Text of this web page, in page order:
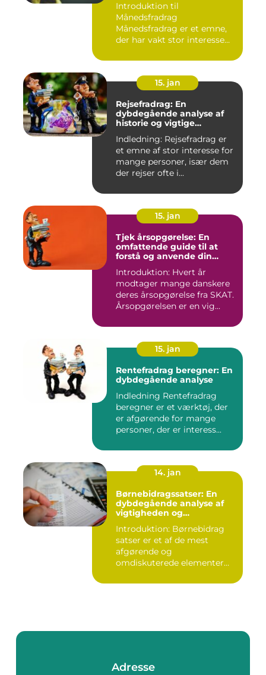
Introduktion til
Månedsfradrag
Månedsfradrag er et emne,
der har vakt stor interesse
15. jan
Rejsefradrag: En
dybdegående analyse af
historie og vigtige
Indledning: Rejsefradrag er
et emne af stor interesse for
mange personer, især dem
der rejser ofte i...
15. jan
Tjek årsopgørelse: En
omfattende guide til at
forstå og anvende din
Introduktion: Hvert år
modtager mange danskere
deres årsopgørelse fra SKAT.
Årsopgørelsen er en vig...
15. jan
Rentefradrag beregner: En
dybdegående analyse
Indledning Rentefradrag
beregner er et værktøj, der
er afgørende for mange
personer, der er interess...
14. jan
Børnebidragssatser: En
dybdegående analyse af
vigtigheden og
Introduktion: Børnebidrag
satser er et af de mest
afgørende og
omdiskuterede elementer
Adresse